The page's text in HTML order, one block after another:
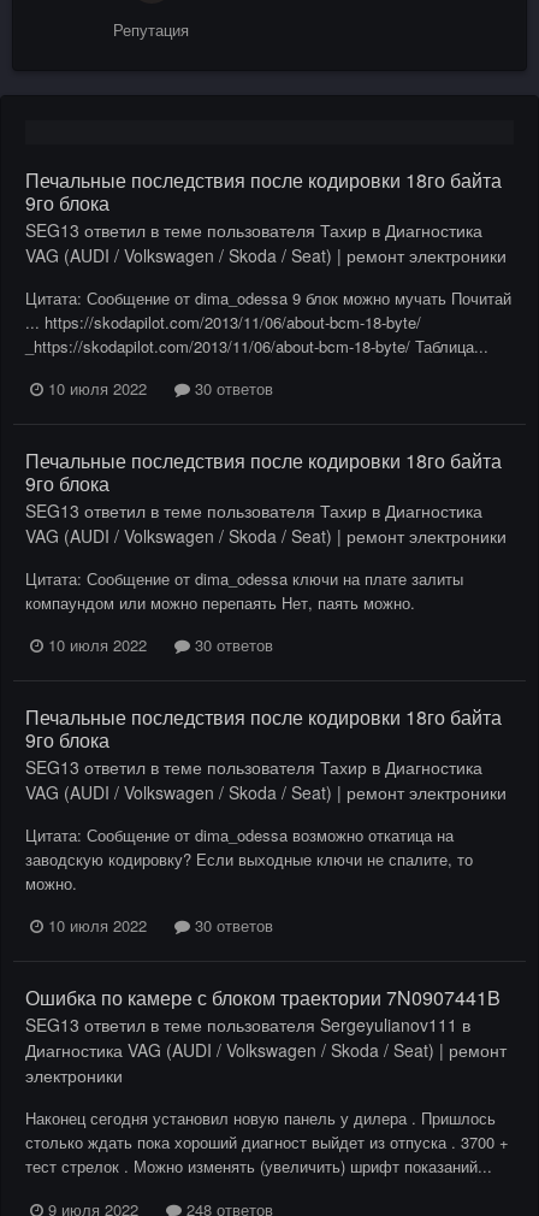
Репутация
Печальные последствия после кодировки 18го байта
9го блока
SEG13 ответил в теме пользователя Тахир в Диагностика
VAG (AUDI / Volkswagen / Skoda / Seat) | ремонт электроники
Цитата: Сообщение от dima_odessa 9 блок можно мучать Почитай
... https://skodapilot.com/2013/11/06/about-bcm-18-byte/
_https://skodapilot.com/2013/11/06/about-bcm-18-byte/ Таблица...
10 июля 2022
30 ответов
Печальные последствия после кодировки 18го байта
9го блока
SEG13 ответил в теме пользователя Тахир в Диагностика
VAG (AUDI / Volkswagen / Skoda / Seat) | ремонт электроники
Цитата: Сообщение от dima_odessa ключи на плате залиты
компаундом или можно перепаять Нет, паять можно.
10 июля 2022
30 ответов
Печальные последствия после кодировки 18го байта
9го блока
SEG13 ответил в теме пользователя Тахир в Диагностика
VAG (AUDI / Volkswagen / Skoda / Seat) | ремонт электроники
Цитата: Сообщение от dima_odessa возможно откатица на
заводскую кодировку? Если выходные ключи не спалите, то
можно.
10 июля 2022
30 ответов
Ошибка по камере с блоком траектории 7N0907441B
SEG13 ответил в теме пользователя Sergeyulianov111 в
Диагностика VAG (AUDI / Volkswagen / Skoda / Seat) | ремонт
электроники
Наконец сегодня установил новую панель у дилера . Пришлось
столько ждать пока хороший диагност выйдет из отпуска . 3700 +
тест стрелок . Можно изменять (увеличить) шрифт показаний...
9 июля 2022
248 ответов